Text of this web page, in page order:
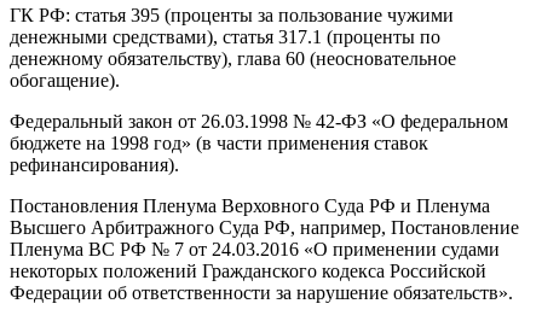
ГК РФ: статья 395 (проценты за пользование чужими
денежными средствами), статья 317.1 (проценты по
денежному обязательству), глава 60 (неосновательное
обогащение).
Федеральный закон от 26.03.1998 № 42-ФЗ «О федеральном
бюджете на 1998 год» (в части применения ставок
рефинансирования).
Постановления Пленума Верховного Суда РФ и Пленума
Высшего Арбитражного Суда РФ, например, Постановление
Пленума ВС РФ № 7 от 24.03.2016 «О применении судами
некоторых положений Гражданского кодекса Российской
Федерации об ответственности за нарушение обязательств».